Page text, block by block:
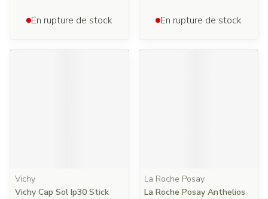
En rupture de stock En rupture de stock
Vichy
Vichy Cap Sol Ip30 Stick
La Roche Posay
La Roche Posay Anthelios